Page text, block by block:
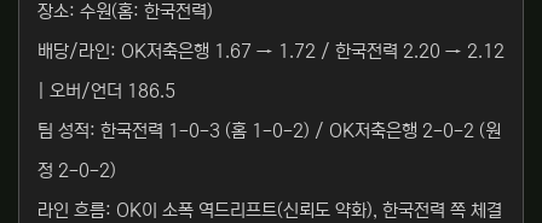
장소: 수원(홈: 한국전력)
배당/라인: OK저축은행 1.67 → 1.72 / 한국전력 2.20 → 2.12
| 오버/언더 186.5
팀 성적: 한국전력 1-0-3 (홈 1-0-2) / OK저축은행 2-0-2 (원
정 2-0-2)
라인 흐름: OK이 소폭 역드리프트(신뢰도 약화), 한국전력 쪽 체결